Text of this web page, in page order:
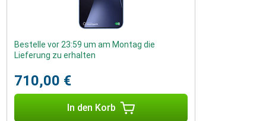
Bestelle vor 23:59 um am Montag die
Lieferung zu erhalten
710,00 €
In den Korb